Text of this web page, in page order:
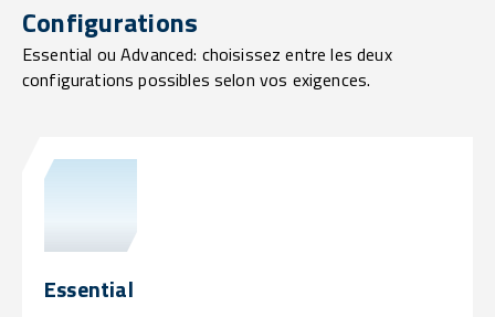
Configurations
Essential ou Advanced: choisissez entre les deux
configurations possibles selon vos exigences.
Essential